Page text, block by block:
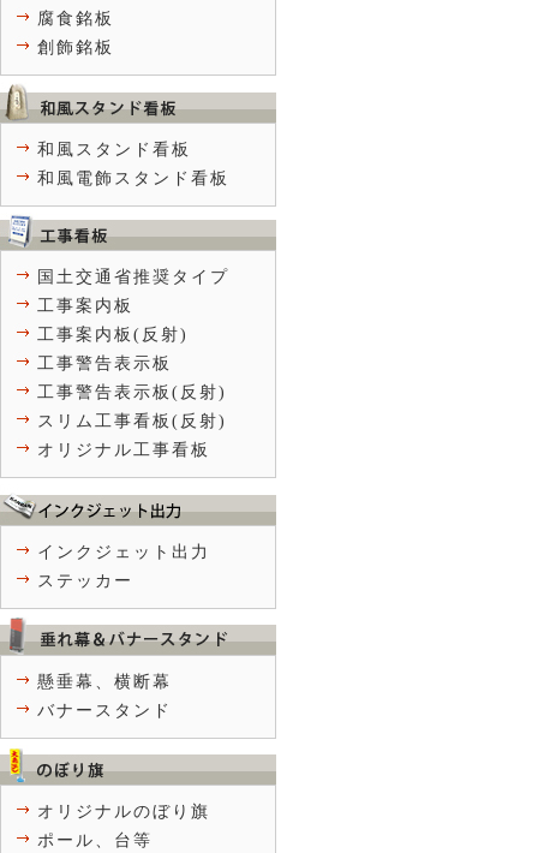
腐食銘板
創飾銘板
和風スタンド看板
和風電飾スタンド看板
国土交通省推奨タイプ
工事案内板
工事案内板(反射)
工事警告表示板
工事警告表示板(反射)
スリム工事看板(反射)
オリジナル工事看板
インクジェット出力
ステッカー
懸垂幕、横断幕
バナースタンド
オリジナルのぼり旗
ポール、台等